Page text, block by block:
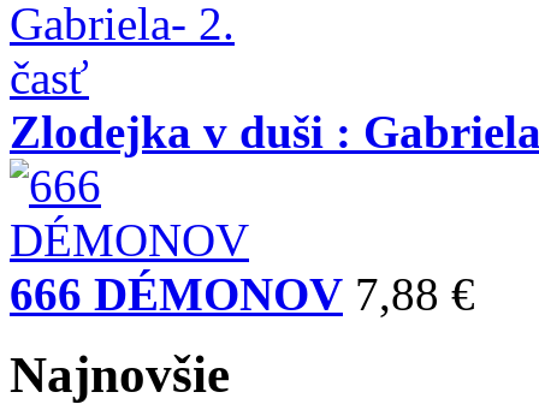
Zlodejka v duši :
666 DÉMONOV 7,88 €
Najnovšie